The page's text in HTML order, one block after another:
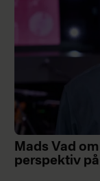
Mads Vad
perspektiv